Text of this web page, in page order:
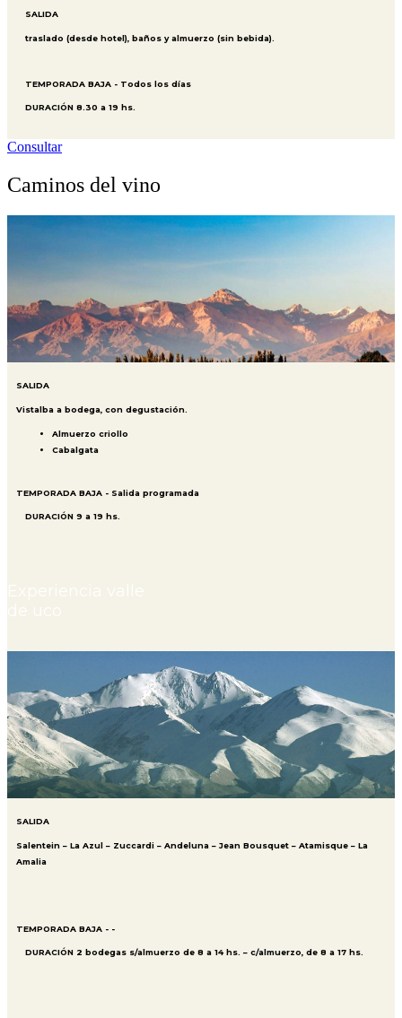
SALIDA
traslado (desde hotel), baños y almuerzo (sin bebida).
TEMPORADA BAJA - Todos los días
DURACIÓN 8.30 a 19 hs.
Consultar
Caminos del vino
SALIDA
Vistalba a bodega, con degustación.
Almuerzo criollo
Cabalgata
TEMPORADA BAJA - Salida programada
DURACIÓN 9 a 19 hs.
Experiencia valle
de uco
SALIDA
Salentein – La Azul – Zuccardi – Andeluna – Jean Bousquet – Atamisque – La
Amalia
TEMPORADA BAJA - -
DURACIÓN 2 bodegas s/almuerzo de 8 a 14 hs. – c/almuerzo, de 8 a 17 hs.